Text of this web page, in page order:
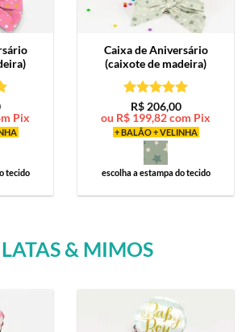
5
Pix
tecido
Caixa deAniversário
(caixote de madeira)
Avaliação5
de 5
R$206,00
ou R$ 199,82com Pix
+ BALÃO + VELINHA
escolha a estampa do tecido
& MIMOS